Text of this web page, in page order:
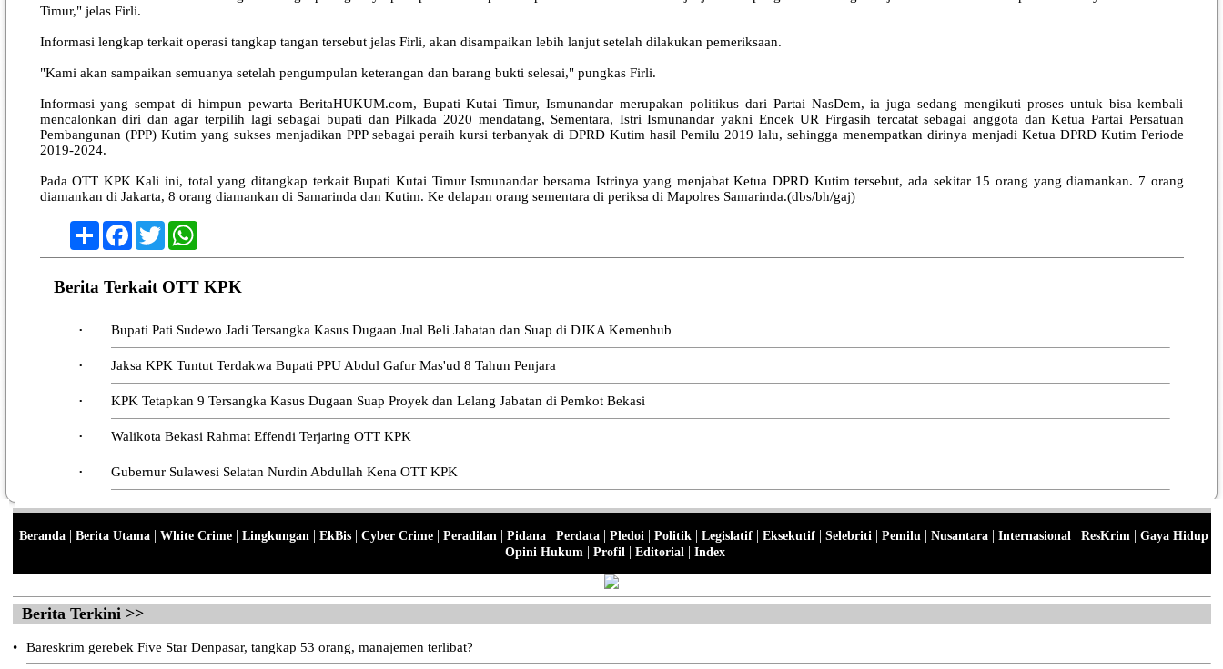
Timur," jelas Firli.
Informasi lengkap terkait operasi tangkap tangan tersebut jelas Firli, akan disampaikan lebih lanjut setelah dilakukan pemeriksaan.
"Kami akan sampaikan semuanya setelah pengumpulan keterangan dan barang bukti selesai," pungkas Firli.
Informasi yang sempat di himpun pewarta BeritaHUKUM.com, Bupati Kutai Timur, Ismunandar merupakan politikus dari Partai NasDem, ia juga sedang mengikuti proses untuk bisa kembali
mencalonkan diri dan agar terpilih lagi sebagai bupati dan Pilkada 2020 mendatang, Sementara, Istri Ismunandar yakni Encek UR Firgasih tercatat sebagai anggota dan Ketua Partai Persatuan
Pembangunan (PPP) Kutim yang sukses menjadikan PPP sebagai peraih kursi terbanyak di DPRD Kutim hasil Pemilu 2019 lalu, sehingga menempatkan dirinya menjadi Ketua DPRD Kutim Periode
2019-2024.
Pada OTT KPK Kali ini, total yang ditangkap terkait Bupati Kutai Timur Ismunandar bersama Istrinya yang menjabat Ketua DPRD Kutim tersebut, ada sekitar 15 orang yang diamankan. 7 orang
diamankan di Jakarta, 8 orang diamankan di Samarinda dan Kutim. Ke delapan orang sementara di periksa di Mapolres Samarinda.(dbs/bh/gaj)
Share Facebook
Twitter
Berita Terkait OTT KPK
• Bupati Pati Sudewo Jadi Tersangka Kasus Dugaan Jual Beli Jabatan dan Suap di DJKA Kemenhub
• Jaksa KPK Tuntut Terdakwa Bupati PPU Abdul Gafur Mas'ud 8 Tahun Penjara
• KPK Tetapkan 9 Tersangka Kasus Dugaan Suap Proyek dan Lelang Jabatan di Pemkot Bekasi
• Walikota Bekasi Rahmat Effendi Terjaring OTT KPK
• Gubernur Sulawesi Selatan Nurdin Abdullah Kena OTT KPK
Beranda| Berita Utama| White Crime| Lingkungan | EkBis| Cyber Crime| Peradilan | Pidana| Perdata| Pledoi | Politik| Legislatif| Eksekutif| Selebriti | Pemilu | Nusantara| Internasional | ResKrim | Gaya Hidup
| Opini Hukum | Profil | Editorial | Index
Berita Terkini >>
• Bareskrim gerebek Five Star Denpasar, tangkap 53 orang, manajemen terlibat?